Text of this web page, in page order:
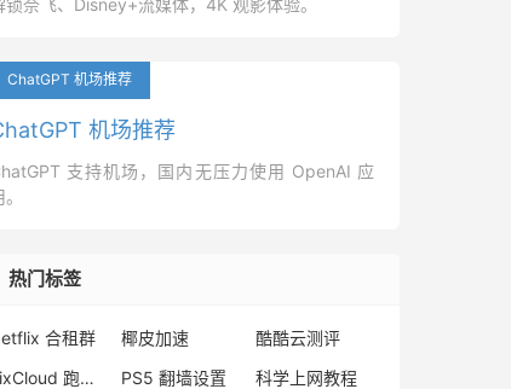
锁奈飞、Disney+流媒体，4K 观影体验。
ChatGPT 机场推荐
机场推荐
支持机场，国内无压力使用 OpenAI 应
热门标签
合租群 椰皮加速
酷酷云测评
RixCloud 跑路原因
PS5 翻墙设置
科学上网教程